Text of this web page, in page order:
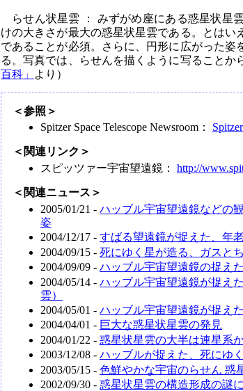
らせん状星雲 ： みずがめ座にある惑星状星
けの大きさが最大の惑星状星雲である。とは
であることが必須。さらに、円形に広がった
る。写真では、らせんを描くように写ることか
百科」
より）
＜参照＞
Spitzer Space Telescope Newsroom：
＜関連リンク＞
スピッツァー宇宙望遠鏡： http://
＜関連ニュース＞
2005/01/21 - ハッブル宇宙望遠鏡などの
姿
2004/12/17 - すばる望遠鏡が捉えた、年
2004/09/15 - 死にゆく星が造る、ガスと
2004/09/09 - ハッブル宇宙望遠鏡の捉え
2004/05/14 - ハッブル宇宙望遠鏡が捉え
雲）
2004/05/01 - ハッブル宇宙望遠鏡が捉え
2004/04/01 - 巨大な惑星状星雲の発見
2004/01/22 - 惑星状星雲の大半は連星系
2003/12/08 - ハッブルが捉えた、死にゆ
2003/05/15 - 色鮮やかな宇宙のらせん 惑
2002/09/30 - 惑星状星雲の構造形成の謎